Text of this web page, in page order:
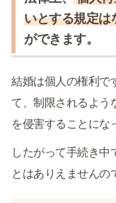
いとする規定は
ができます。
結婚は個人の権利で
て、制限されるよう
を侵害することにな
したがって手続き中
とはありえませんの